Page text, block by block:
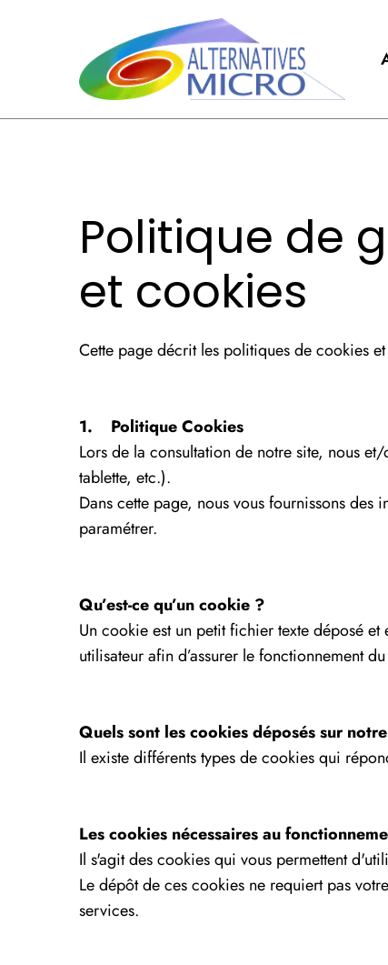
Politique de
et cookies
Cette page décrit les politiques de cookies
1. Politique Cookies
Lors de la consultation de notre site, nous
tablette, etc.).
Dans cette page, nous vous fournissons
paramétrer.
Qu’est-ce qu’un cookie ?
Un cookie est un petit fichier texte déposé
utilisateur afin d’assurer le fonctionnement
Quels sont les cookies déposés sur
Il existe différents types de cookies qui
Les cookies nécessaires au
Il s'agit des cookies qui vous permettent
Le dépôt de ces cookies ne requiert pas
services.